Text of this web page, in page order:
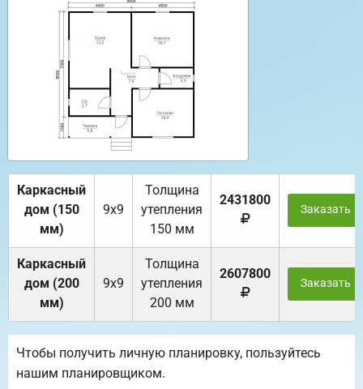
Каркасный
дом (150
мм)
9х9
Толщина
утепления
150 мм
2431800
Заказать
Каркасный
дом (200
мм)
9х9
Толщина
утепления
200 мм
2607800
Заказать
Чтобы получить личную планировку, пользуйтесь
нашим планировщиком.